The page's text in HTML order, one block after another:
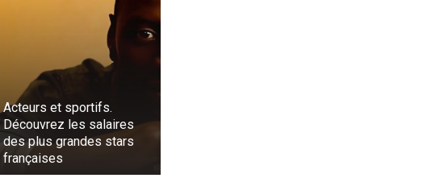
Acteurs et sportifs.
Découvrez les salaires
des plus grandes stars
françaises